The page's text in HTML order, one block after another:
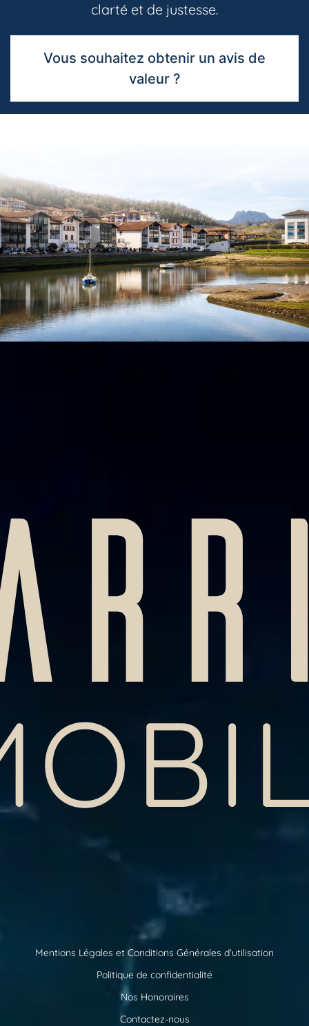
clarté et de justesse.
Vous souhaitez obtenir un avis de
valeur ?
Mentions Légales et Conditions Générales d’utilisation
Politique de confidentialité
Nos Honoraires
Contactez-nous